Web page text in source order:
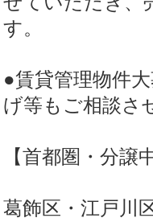
す。
●賃貸管理物件
げ等もご相談さ
【首都圏・分
葛飾区・江戸川